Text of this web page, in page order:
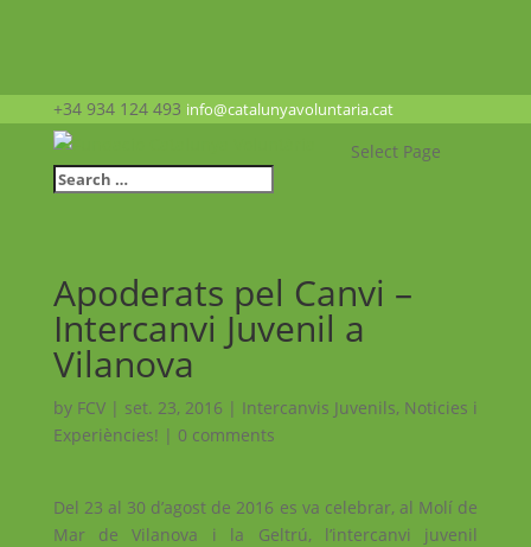
+34 934 124 493 info@catalunyavoluntaria.cat
Select Page
Apoderats pel Canvi –
Intercanvi Juvenil a
Vilanova
by FCV| set. 23, 2016 | Intercanvis Juvenils, Noticies i
Experiències! | 0 comments
Del 23 al 30 d’agost de 2016 es va celebrar, al Molí de
Mar de Vilanova i la Geltrú, l’intercanvi juvenil